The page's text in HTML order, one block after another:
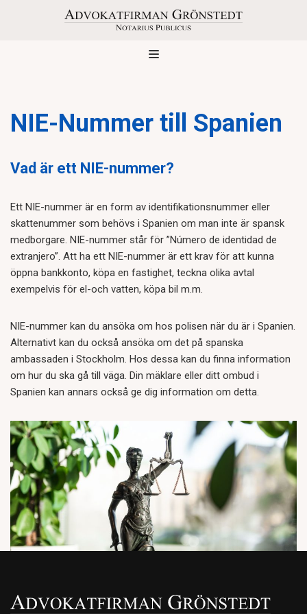
NIE-Nummer till Spanien
Vad är ett NIE-nummer?
Ett NIE-nummer är en form av identifikationsnummer eller
skattenummer som behövs i Spanien om man inte är spansk
medborgare. NIE-nummer står för ”Número de identidad de
extranjero”. Att ha ett NIE-nummer är ett krav för att kunna
öppna bankkonto, köpa en fastighet, teckna olika avtal
exempelvis för el-och vatten, köpa bil m.m.
NIE-nummer kan du ansöka om hos polisen när du är i Spanien.
Alternativt kan du också ansöka om det på spanska
ambassaden i Stockholm. Hos dessa kan du finna information
om hur du ska gå till väga. Din mäklare eller ditt ombud i
Spanien kan annars också ge dig information om detta.